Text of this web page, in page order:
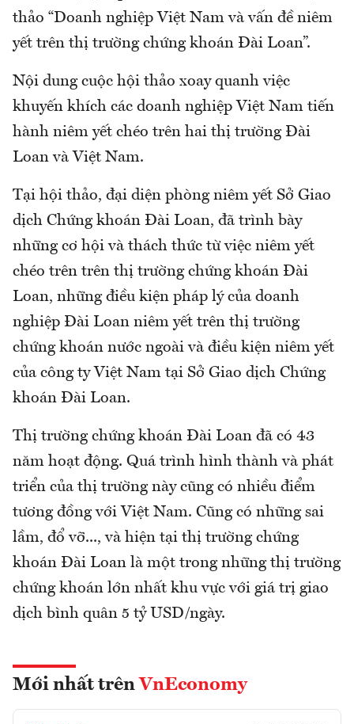
thảo “Doanh nghiệp Việt Nam và vấn đề niêm
yết trên thị trường chứng khoán Đài Loan”.
Nội dung cuộc hội thảo xoay quanh việc
khuyến khích các doanh nghiệp Việt Nam tiến
hành niêm yết chéo trên hai thị trường Đài
Loan và Việt Nam.
Tại hội thảo, đại diện phòng niêm yết Sở Giao
dịch Chứng khoán Đài Loan, đã trình bày
những cơ hội và thách thức từ việc niêm yết
chéo trên trên thị trường chứng khoán Đài
Loan, những điều kiện pháp lý của doanh
nghiệp Đài Loan niêm yết trên thị trường
chứng khoán nước ngoài và điều kiện niêm yết
của công ty Việt Nam tại Sở Giao dịch Chứng
khoán Đài Loan.
Thị trường chứng khoán Đài Loan đã có 43
năm hoạt động. Quá trình hình thành và phát
triển của thị trường này cũng có nhiều điểm
tương đồng với Việt Nam. Cũng có những sai
lầm, đổ vỡ..., và hiện tại thị trường chứng
khoán Đài Loan là một trong những thị trường
chứng khoán lớn nhất khu vực với giá trị giao
dịch bình quân 5 tỷ USD/ngày.
Mới nhất trên VnEconomy